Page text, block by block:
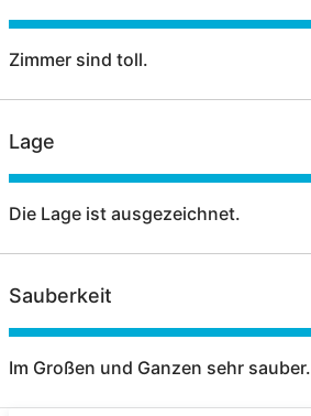
Zimmer sind toll.
Lage
Die Lage ist ausgezeichnet.
Sauberkeit
Im Großen und Ganzen sehr sauber.